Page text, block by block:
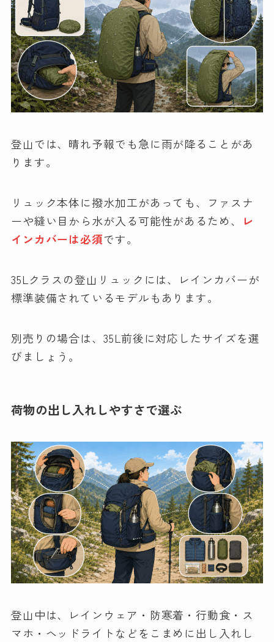
登山では、晴れ予報でも急に雨が降ることがあ
ります。
リュック本体に撥水加工があっても、ファスナ
ーや縫い目から水が入る可能性があるため、
レ
インカバーは必須です。
35Lクラスの登山リュックには、レインカバーが
標準装備されているモデルもあります。
別売りの場合は、35L前後に対応したサイズを選
びましょう。
荷物の出し入れしやすさで選ぶ
登山中は、レインウェア・防寒着・行動食・ス
マホ・ヘッドライトなどをこまめに出し入れし